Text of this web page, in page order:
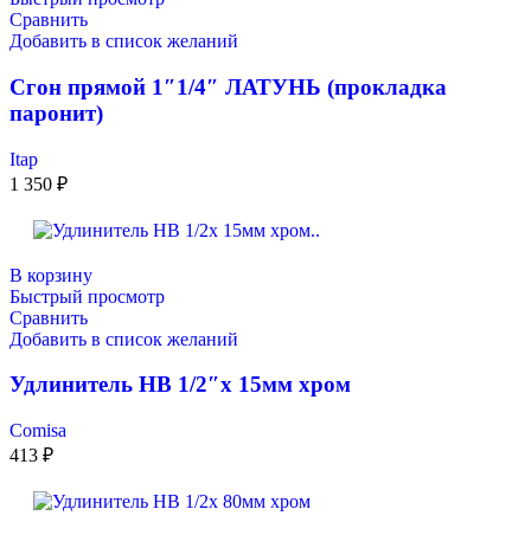
Сравнить
Добавить в список желаний
Сгон прямой 1″1/4″ ЛАТУНЬ (прокладка
паронит)
Itap
1 350 ₽
В корзину
Быстрый просмотр
Сравнить
Добавить в список желаний
Удлинитель НВ 1/2″x 15мм хром
Comisa
413 ₽